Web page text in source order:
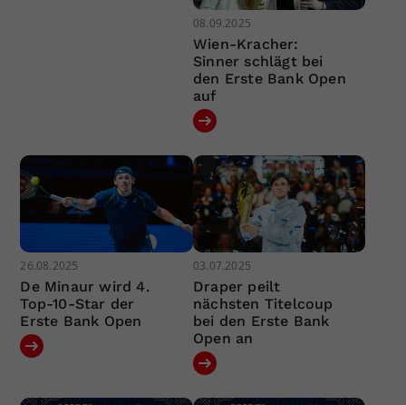
08.09.2025
Wien-Kracher:
Sinner schlägt bei
den Erste Bank Open
auf
26.08.2025
De Minaur wird 4.
Top-10-Star der
Erste Bank Open
03.07.2025
Draper peilt
nächsten Titelcoup
bei den Erste Bank
Open an